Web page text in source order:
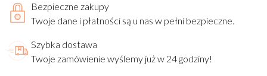
Bezpieczne zakupy
Twoje dane i płatności są u nas w pełni bezpieczne.
Szybka dostawa
Twoje zamówienie wyślemy już w 24 godziny!